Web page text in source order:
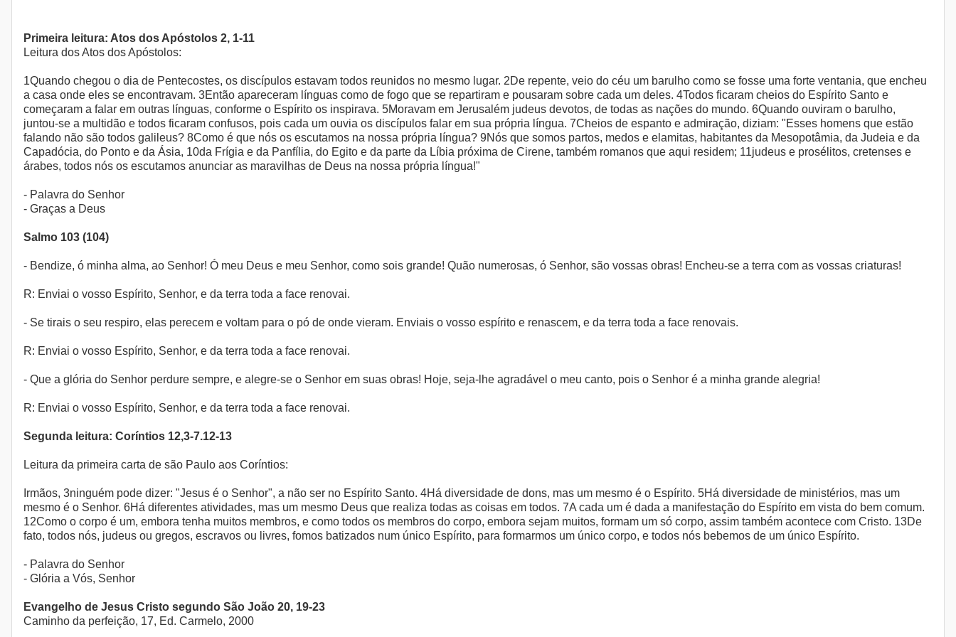
Primeira leitura: Atos dos Apóstolos 2, 1-11
Leitura dos Atos dos Apóstolos:
1Quando chegou o dia de Pentecostes, os discípulos estavam todos reunidos no mesmo lugar. 2De repente, veio do céu um barulho como se fosse uma forte ventania, que encheu
a casa onde eles se encontravam. 3Então apareceram línguas como de fogo que se repartiram e pousaram sobre cada um deles. 4Todos ficaram cheios do Espírito Santo e
começaram a falar em outras línguas, conforme o Espírito os inspirava. 5Moravam em Jerusalém judeus devotos, de todas as nações do mundo. 6Quando ouviram o barulho,
juntou-se a multidão e todos ficaram confusos, pois cada um ouvia os discípulos falar em sua própria língua. 7Cheios de espanto e admiração, diziam: "Esses homens que estão
falando não são todos galileus? 8Como é que nós os escutamos na nossa própria língua? 9Nós que somos partos, medos e elamitas, habitantes da Mesopotâmia, da Judeia e da
Capadócia, do Ponto e da Ásia, 10da Frígia e da Panfília, do Egito e da parte da Líbia próxima de Cirene, também romanos que aqui residem; 11judeus e prosélitos, cretenses e
árabes, todos nós os escutamos anunciar as maravilhas de Deus na nossa própria língua!"
- Palavra do Senhor
- Graças a Deus
Salmo 103 (104)
- Bendize, ó minha alma, ao Senhor! Ó meu Deus e meu Senhor, como sois grande! Quão numerosas, ó Senhor, são vossas obras! Encheu-se a terra com as vossas criaturas!
R: Enviai o vosso Espírito, Senhor, e da terra toda a face renovai.
- Se tirais o seu respiro, elas perecem e voltam para o pó de onde vieram. Enviais o vosso espírito e renascem, e da terra toda a face renovais.
R: Enviai o vosso Espírito, Senhor, e da terra toda a face renovai.
- Que a glória do Senhor perdure sempre, e alegre-se o Senhor em suas obras! Hoje, seja-lhe agradável o meu canto, pois o Senhor é a minha grande alegria!
R: Enviai o vosso Espírito, Senhor, e da terra toda a face renovai.
Segunda leitura: Coríntios 12,3-7.12-13
Leitura da primeira carta de são Paulo aos Coríntios:
Irmãos, 3ninguém pode dizer: "Jesus é o Senhor", a não ser no Espírito Santo. 4Há diversidade de dons, mas um mesmo é o Espírito. 5Há diversidade de ministérios, mas um
mesmo é o Senhor. 6Há diferentes atividades, mas um mesmo Deus que realiza todas as coisas em todos. 7A cada um é dada a manifestação do Espírito em vista do bem comum.
12Como o corpo é um, embora tenha muitos membros, e como todos os membros do corpo, embora sejam muitos, formam um só corpo, assim também acontece com Cristo. 13De
fato, todos nós, judeus ou gregos, escravos ou livres, fomos batizados num único Espírito, para formarmos um único corpo, e todos nós bebemos de um único Espírito.
- Palavra do Senhor
- Glória a Vós, Senhor
Evangelho de Jesus Cristo segundo São João 20, 19-23
Caminho da perfeição, 17, Ed. Carmelo, 2000